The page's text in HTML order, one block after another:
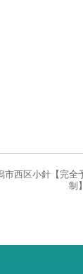
市西区小針【完全
制